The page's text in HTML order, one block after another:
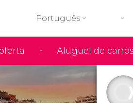
Aluguel de carros
Português
O seu